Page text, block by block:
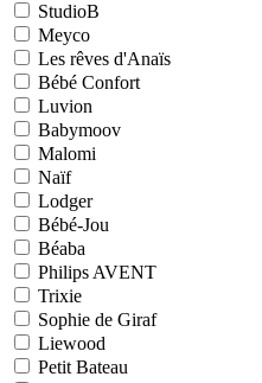
StudioB
Meyco
Les rêves d'Anaïs
Bébé Confort
Luvion
Babymoov
Malomi
Naïf
Lodger
Bébé-Jou
Béaba
Philips AVENT
Trixie
Sophie de Giraf
Liewood
Petit Bateau